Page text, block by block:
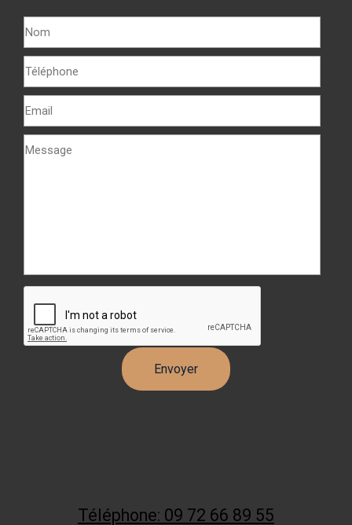
Téléphone: 09 72 66 89 55